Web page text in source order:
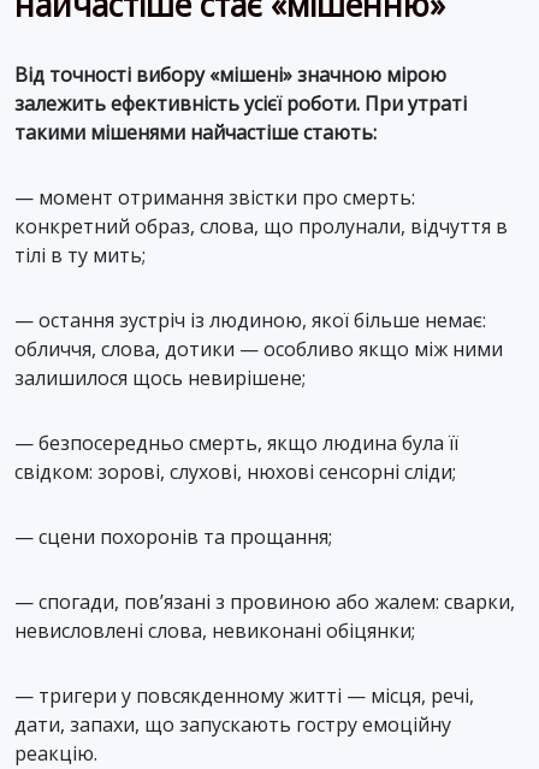
Від точності вибору «мішені» значною мірою
залежить ефективність усієї роботи. При утраті
такими мішенями найчастіше стають:
— момент отримання звістки про смерть:
конкретний образ, слова, що пролунали, відчуття в
тілі в ту мить;
— остання зустріч із людиною, якої більше немає:
обличчя, слова, дотики — особливо якщо між ними
залишилося щось невирішене;
— безпосередньо смерть, якщо людина була її
свідком: зорові, слухові, нюхові сенсорні сліди;
— сцени похоронів та прощання;
— спогади, пов’язані з провиною або жалем: сварки,
невисловлені слова, невиконані обіцянки;
— тригери у повсякденному житті — місця, речі,
дати, запахи, що запускають гостру емоційну
реакцію.